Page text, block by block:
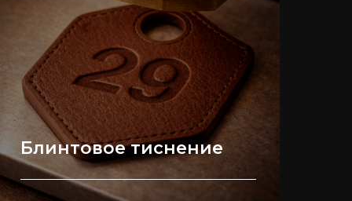
Блинтовое тиснение